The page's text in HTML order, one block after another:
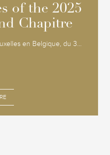
of the 2025
Chapitre
en Belgique, du 3...
of the 2025
Chapitre